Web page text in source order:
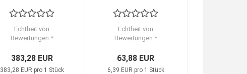
Echtheit von
Bewertungen *
383,28 EUR
383,28 EUR pro 1 Stück
Echtheit von
Bewertungen *
63,88 EUR
6,39 EUR pro 1 Stück